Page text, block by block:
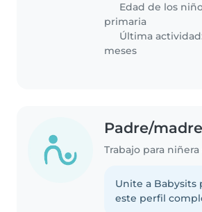
Edad de los
primaria
Última
meses
Padre/madre
Unite a Babysits
este perfil